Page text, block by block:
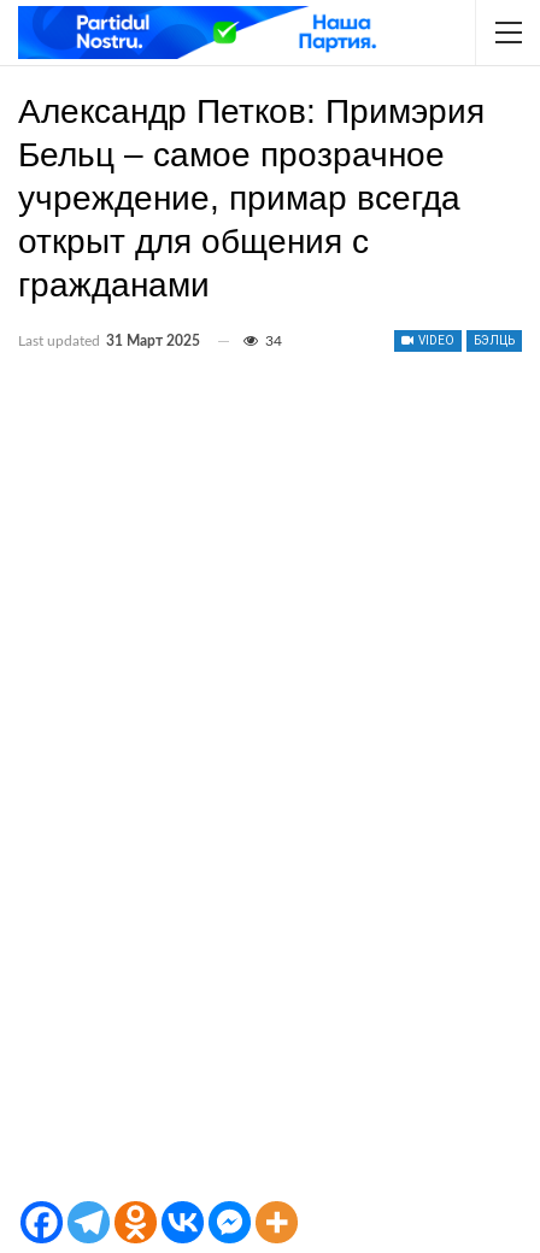
Александр Петков: Примэрия
Бельц – самое прозрачное
учреждение, примар всегда
открыт для общения с
гражданами
VIDEO БЭЛЦЬ
Last updated 31 Март 2025 34